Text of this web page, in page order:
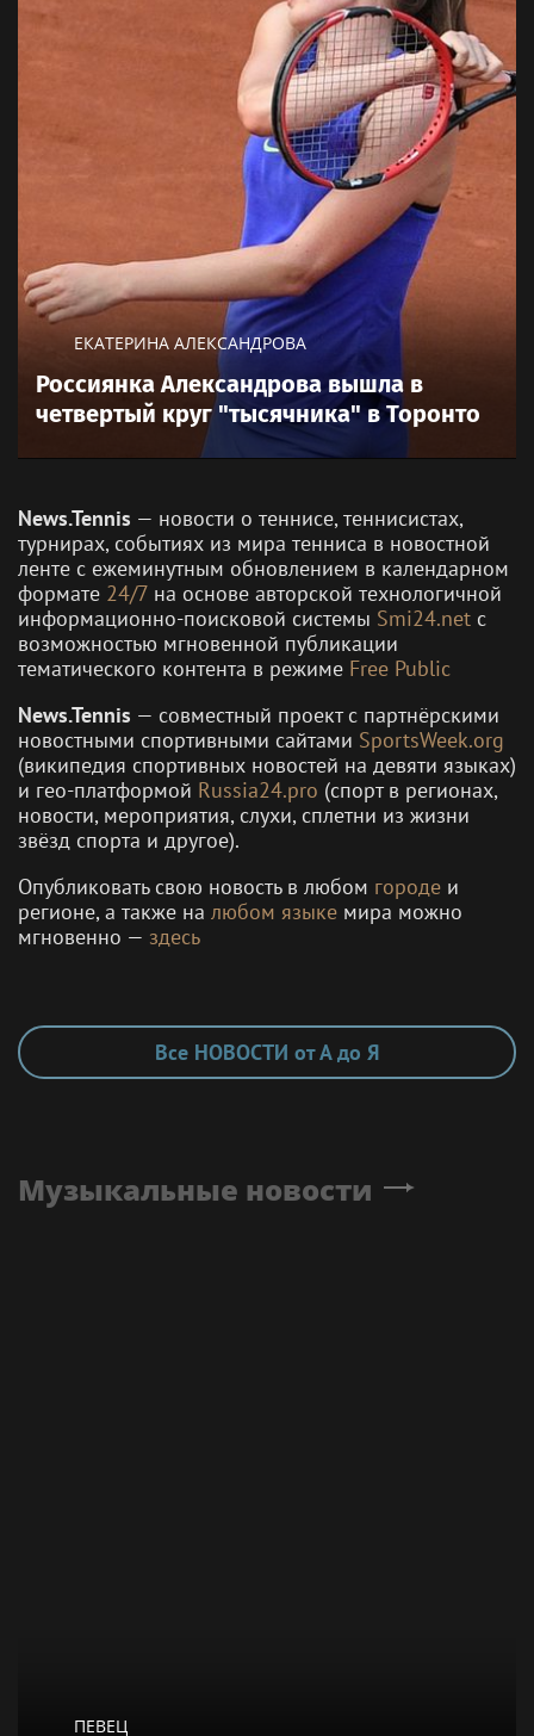
ЕКАТЕРИНА АЛЕКСАНДРОВА
Россиянка Александрова вышла в
четвертый круг "тысячника" в Торонто
News.Tennis — новости о теннисе, теннисистах,
турнирах, событиях из мира тенниса в новостной
ленте с ежеминутным обновлением в календарном
формате 24/7 на основе авторской технологичной
информационно-поисковой системы Smi24.net с
возможностью мгновенной публикации
тематического контента в режиме Free Public
News.Tennis — совместный проект с партнёрскими
новостными спортивными сайтами SportsWeek.org
(википедия спортивных новостей на девяти языках)
и гео-платформой Russia24.pro (спорт в регионах,
новости, мероприятия, слухи, сплетни из жизни
звёзд спорта и другое).
Опубликовать свою новость в любом городе и
регионе, а также на любом языке мира можно
мгновенно — здесь
Все НОВОСТИ от А до Я
Музыкальные новости
ПЕВЕЦ